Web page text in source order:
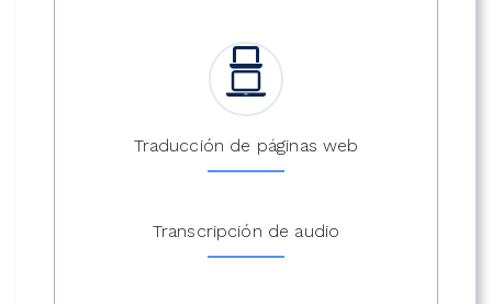
Traducción de páginas web
Transcripción de audio